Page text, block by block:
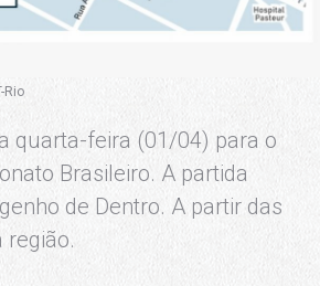
Rio
quarta-feira (01/04) para o
Brasileiro. A partida
de Dentro. A partir das
região.